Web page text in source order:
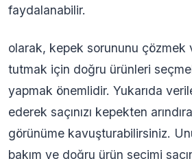
faydalanabilir.
olarak, kepek sorununu çözmek
tutmak için doğru ürünleri
yapmak önemlidir. Yukarıda
ederek saçınızı kepekten
görünüme kavuşturabilirsiniz.
bakım ve doğru ürün seçimi